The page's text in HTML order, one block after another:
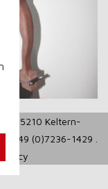
D-75210 Keltern-
+49 (0)7236-1429 .
Policy